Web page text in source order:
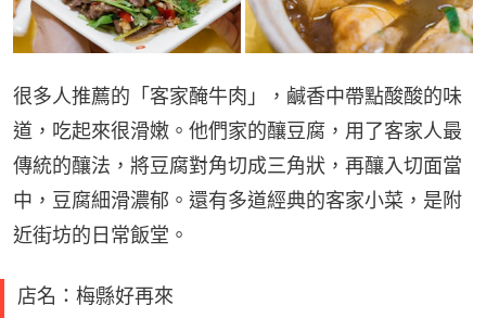
很多人推薦的「客家醃牛肉」，鹹香中帶點酸酸的味
道，吃起來很滑嫩。他們家的釀豆腐，用了客家人最
傳統的釀法，將豆腐對角切成三角狀，再釀入切面當
中，豆腐細滑濃郁。還有多道經典的客家小菜，是附
近街坊的日常飯堂。
店名：梅縣好再來